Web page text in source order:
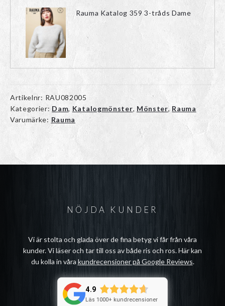
Rauma Katalog 359 3-tråds Dame
Artikelnr: RAU082005
Kategorier: Dam, Katalogmönster, Mönster, Rauma
Varumärke: Rauma
NÖJDA KUNDER
Vi är stolta och glada över de fina betyg vi får från våra
kunder. Vi läser och tar till oss av både ris och ros. Här kan
du kolla in våra kundrecensioner på Google Reviews.
4.9
Läs 1000+ kundrecensioner